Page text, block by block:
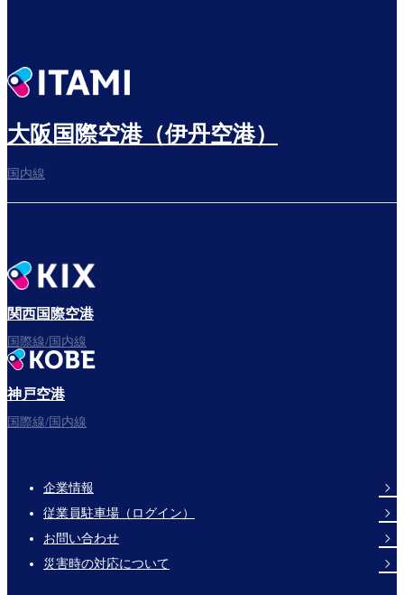
搭乗ゲートへ
フライトをお楽しみください。
大阪国際空港（伊丹空港）
国内線
関西国際空港
国際線/国内線
神戸空港
国際線/国内線
Footer
Links
企業情報
従業員駐車場（ログイン）
お問い合わせ
災害時の対応について